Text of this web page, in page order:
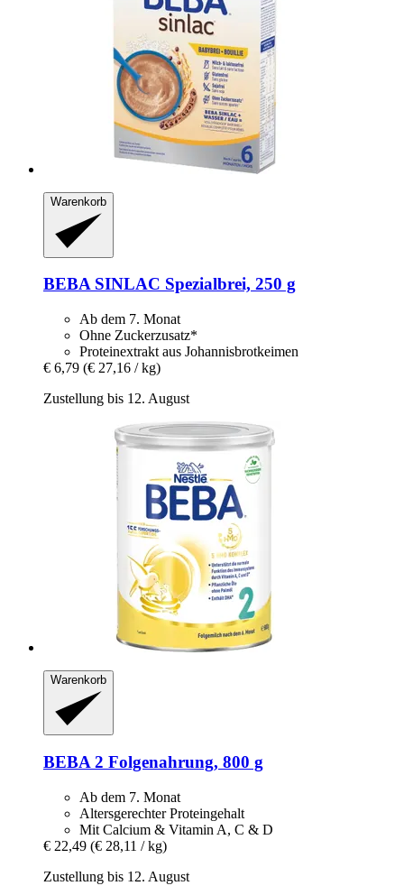
Warenkorb
BEBASINLAC Spezialbrei, 250 g
Ab dem 7. Monat
Ohne Zuckerzusatz*
Proteinextrakt aus Johannisbrotkeimen
€ 6,79 (€ 27,16 / kg)
Zustellung bis 12. August
Warenkorb
BEBA2 Folgenahrung, 800 g
Ab dem 7. Monat
Altersgerechter Proteingehalt
Mit Calcium & Vitamin A, C & D
€ 22,49 (€ 28,11 / kg)
Zustellung bis 12. August